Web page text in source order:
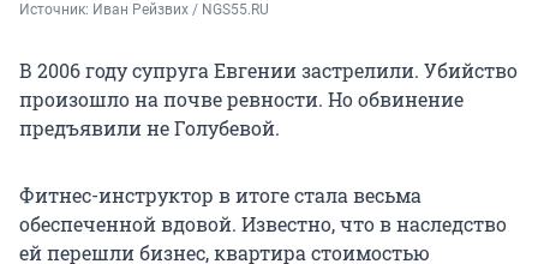
Источник: Иван Рейзвих / NGS55.RU
В 2006 году супруга Евгении застрелили. Убийство
произошло на почве ревности. Но обвинение
предъявили не Голубевой.
Фитнес-инструктор в итоге стала весьма
обеспеченной вдовой. Известно, что в наследство
ей перешли бизнес, квартира стоимостью